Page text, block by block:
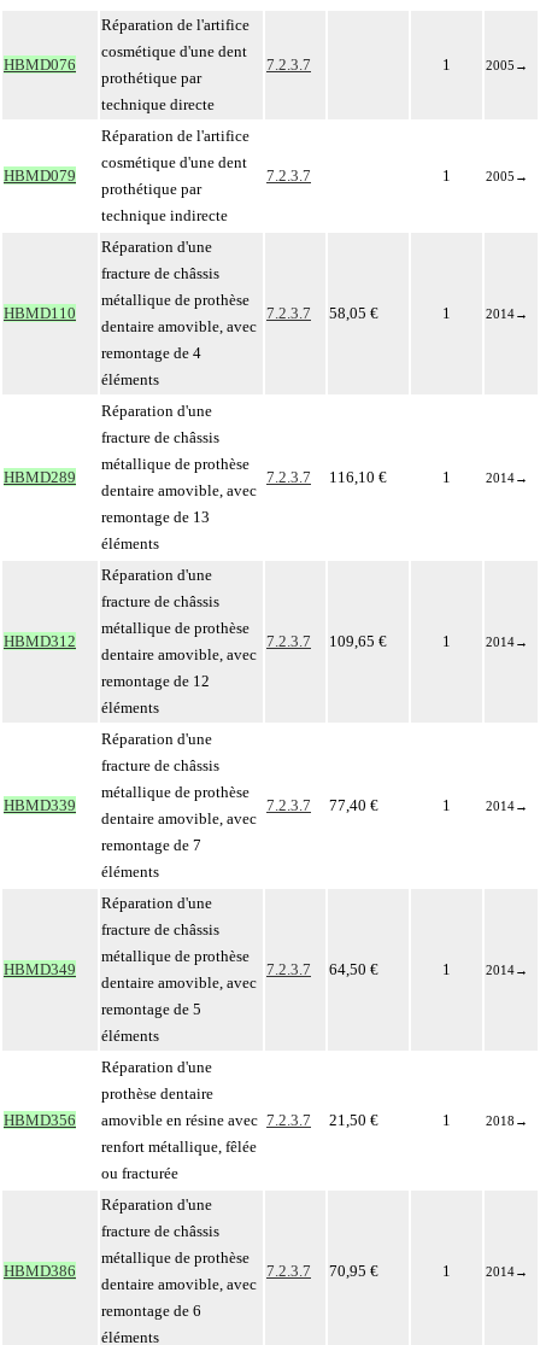
HBMD076
Réparation de l'artifice
cosmétique d'une dent
prothétique par
technique directe
7.2.3.7 1 2005 →
HBMD079
Réparation de l'artifice
cosmétique d'une dent
prothétique par
technique indirecte
7.2.3.7 1 2005 →
HBMD110
Réparation d'une
fracture de châssis
métallique de prothèse
dentaire amovible, avec
remontage de 4
éléments
7.2.3.7 58,05 € 1 2014→
HBMD289
Réparation d'une
fracture de châssis
métallique de prothèse
dentaire amovible, avec
remontage de 13
éléments
7.2.3.7 116,10 € 1 2014→
HBMD312
Réparation d'une
fracture de châssis
métallique de prothèse
dentaire amovible, avec
remontage de 12
éléments
7.2.3.7 109,65 € 1 2014→
HBMD339
Réparation d'une
fracture de châssis
métallique de prothèse
dentaire amovible, avec
remontage de 7
éléments
7.2.3.7 77,40 € 1 2014→
HBMD349
Réparation d'une
fracture de châssis
métallique de prothèse
dentaire amovible, avec
remontage de 5
éléments
7.2.3.7 64,50 € 1 2014→
HBMD356
Réparation d'une
prothèse dentaire
amovible en résine avec
renfort métallique, fêlée
ou fracturée
7.2.3.7 21,50 € 1 2018 →
HBMD386
Réparation d'une
fracture de châssis
métallique de prothèse
dentaire amovible, avec
remontage de 6
éléments
7.2.3.7 70,95 € 1 2014→